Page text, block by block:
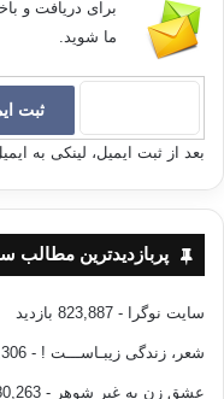
برای دریافت و
ما شوید.
بعد از ثبت ایمیل، لینکی به
پربازدیدترین مطالب
سایت نوگرا - 823,887 بازدید
شعر، زندگی زیبـاســـت ! - 485,306 بازدید
عشق زن به غیر شوهر - 280,263 بازدید